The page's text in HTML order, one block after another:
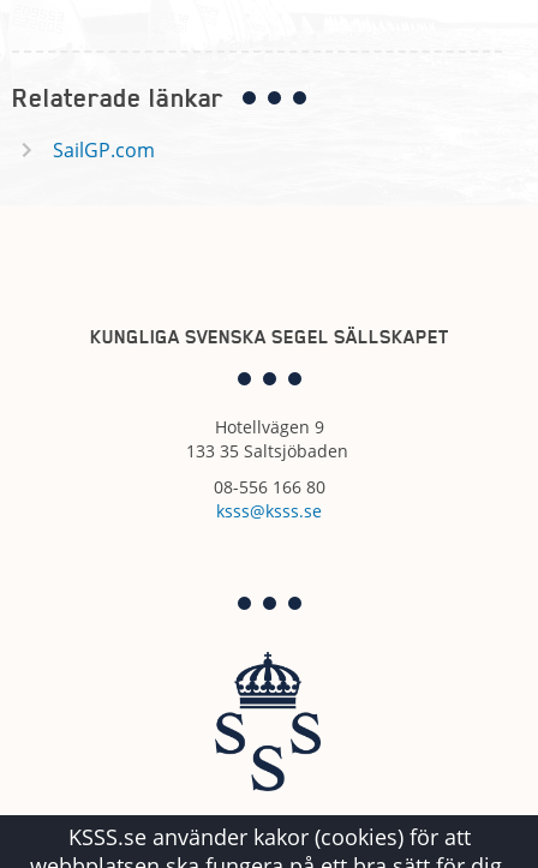
Relaterade länkar
SailGP.com
KSSS.se använder kakor (cookies) för att
KUNGLIGA SVENSKA SEGEL SÄLLSKAPET
Hotellvägen 9
133 35 Saltsjöbaden
08-556 166 80
ksss@ksss.se